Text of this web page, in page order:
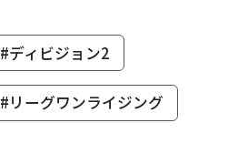
#ディビジョン2
#リーグワンライジング